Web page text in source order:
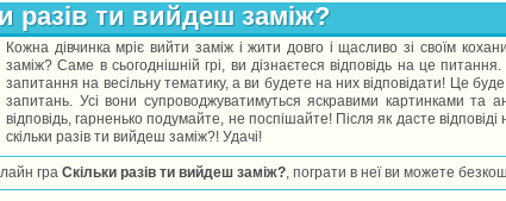
разів ти вийдеш заміж?
Кожна дівчинка мріє вийти заміж і жити довго і щасливо зі своїм
заміж? Саме в сьогоднішній грі, ви дізнаєтеся відповідь на це
запитання на весільну тематику, а ви будете на них відповідати! Це
запитань. Усі вони супроводжуватимуться яскравими картинками та
відповідь, гарненько подумайте, не поспішайте! Після як дасте
скільки разів ти вийдеш заміж?! Удачі!
гра Скільки разів ти вийдеш заміж?, пограти в неї ви можете